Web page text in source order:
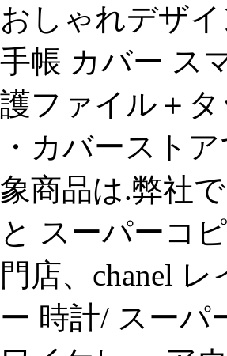
おしゃれデザ
手帳 カバー ス
護ファイル＋タ
・カバースト
象商品は.弊社
と スーパーコ
門店、chanel
ー 時計/ スーパ